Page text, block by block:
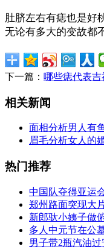
肚脐左右有痣也是好
无论有多大的变故都
下一篇： 哪些痣代表吉
相关新闻
面相分析男人有
眉毛分析女人的
热门推荐
中国队夺得亚运
郑州路面突现大
新郎驮小姨子做
多人中元节在公
男子带2瓶汽油